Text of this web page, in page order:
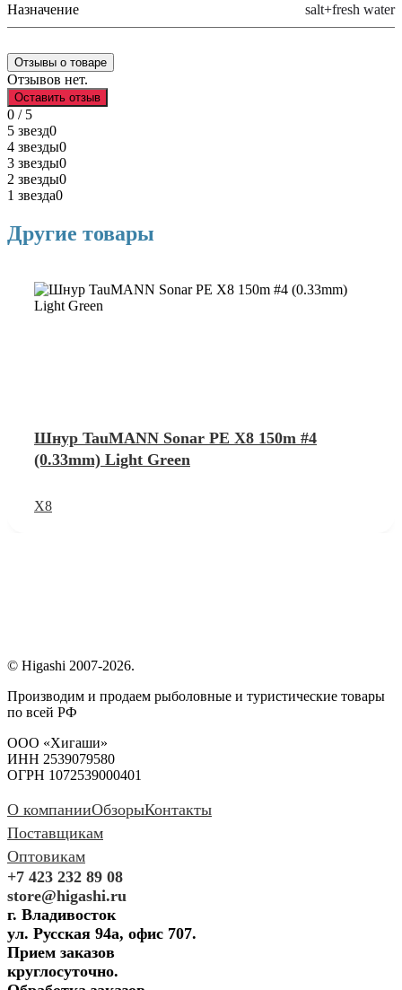
Назначение salt+fresh water
Отзывы о товаре
Отзывов нет.
Оставить отзыв
0 / 5
5 звезд0
4 звезды0
3 звезды0
2 звезды0
1 звезда0
Другие товары
Шнур TauMANN Sonar PE X8 150m #4
(0.33mm) Light Green
X8
© Higashi 2007-2026.
Производим и продаем рыболовные и туристические товары
по всей РФ
ООО «Хигаши»
ИНН 2539079580
ОГРН 1072539000401
О компанииОбзорыКонтакты
Поставщикам
Оптовикам
+7 423 232 89 08
store@higashi.ru
г. Владивосток
ул. Русская 94а, офис 707.
Прием заказов
круглосуточно.